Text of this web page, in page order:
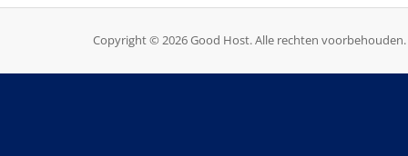
Copyright © 2026 Good Host. Alle rechten voorbehouden.